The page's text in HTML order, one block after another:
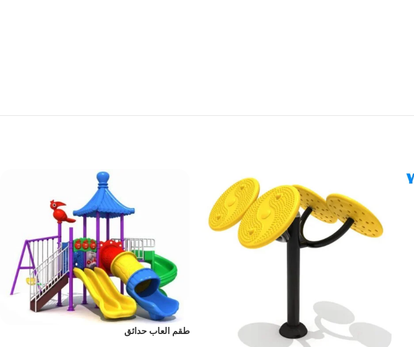
طقم العاب حدائق